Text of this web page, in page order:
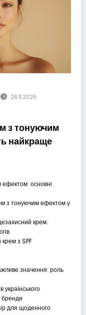
26.11.2025
з тонуючим
найкраще
основні
з тонуючим ефектом у
крем:
з SPF
значення: роль
бренди
для щоденного